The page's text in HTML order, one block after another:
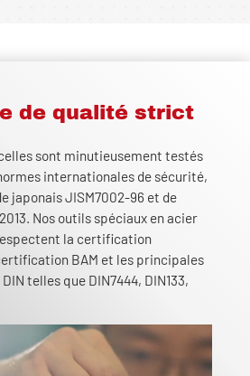
de qualité strict
sont minutieusement testés
internationales de sécurité,
japonais JISM7002-96 et de
Nos outils spéciaux en acier
la certification
BAM et les principales
telles que DIN7444, DIN133,